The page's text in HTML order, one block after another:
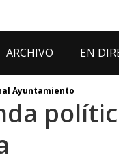
ARCHIVO EN
Ayuntamiento